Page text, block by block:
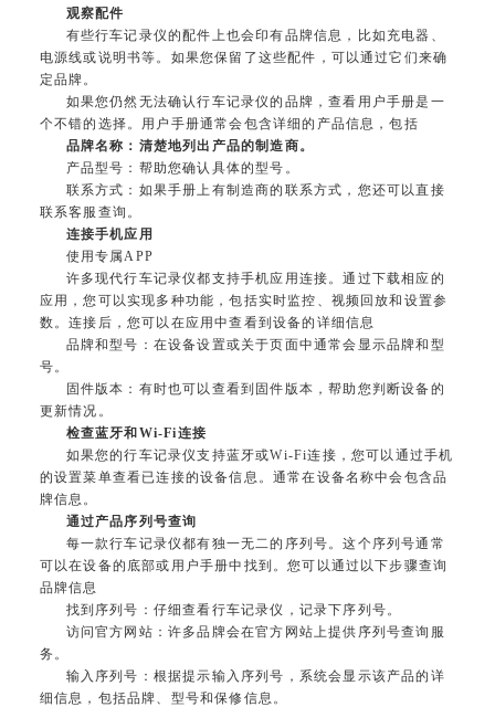
观察配件
有些行车记录仪的配件上也会印有品牌信息，比如充电器、
电源线或说明书等。如果您保留了这些配件，可以通过它们来确
定品牌。
如果您仍然无法确认行车记录仪的品牌，查看用户手册是一
个不错的选择。用户手册通常会包含详细的产品信息，包括
品牌名称：清楚地列出产品的制造商。
产品型号：帮助您确认具体的型号。
联系方式：如果手册上有制造商的联系方式，您还可以直接
联系客服查询。
连接手机应用
使用专属APP
许多现代行车记录仪都支持手机应用连接。通过下载相应的
应用，您可以实现多种功能，包括实时监控、视频回放和设置参
数。连接后，您可以在应用中查看到设备的详细信息
品牌和型号：在设备设置或关于页面中通常会显示品牌和型
号。
固件版本：有时也可以查看到固件版本，帮助您判断设备的
更新情况。
检查蓝牙和Wi-Fi连接
如果您的行车记录仪支持蓝牙或Wi-Fi连接，您可以通过手机
的设置菜单查看已连接的设备信息。通常在设备名称中会包含品
牌信息。
通过产品序列号查询
每一款行车记录仪都有独一无二的序列号。这个序列号通常
可以在设备的底部或用户手册中找到。您可以通过以下步骤查询
品牌信息
找到序列号：仔细查看行车记录仪，记录下序列号。
访问官方网站：许多品牌会在官方网站上提供序列号查询服
务。
输入序列号：根据提示输入序列号，系统会显示该产品的详
细信息，包括品牌、型号和保修信息。